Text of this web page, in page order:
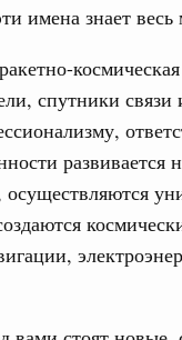
имена знает
спутники
осуществляются
«Инфраструктура
зданий
Кадастровая
более